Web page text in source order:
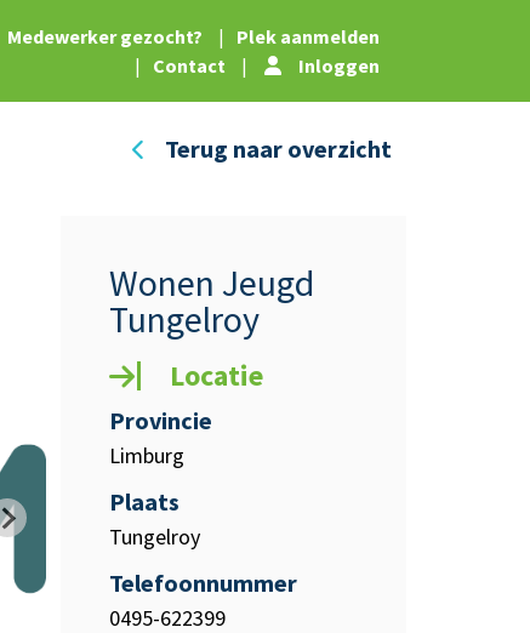
Medewerker gezocht? |
Plek aanmelden
|
Contact | Inloggen
Terug naar overzicht
Wonen Jeugd
Tungelroy
Locatie
Provincie
Limburg
Plaats
Tungelroy
Telefoonnummer
0495-622399